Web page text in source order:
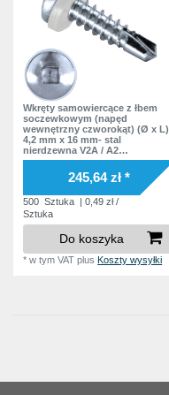
Wkręty samowiercące z łbem
soczewkowym (napęd
wewnętrzny czworokąt) (Ø x L)
4,2 mm x 16 mm- stal
nierdzewna V2A / A2
soczewkowy czworokąt
wewnątrz Podkładka polyamid
DIN7504 SQ Norma zakładowa
245,64 zł *
500 Sztuka | 0,49 zł /
Sztuka
Do koszyka
*w tym VAT plusKoszty wysyłki